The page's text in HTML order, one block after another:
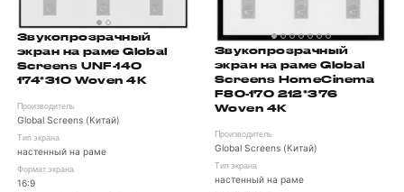
Звукопрозрачный
экран на раме Global
Screens UNF-140
174*310 Woven 4K
Производитель
Global Screens (Китай)
Тип экрана
настенный на раме
Формат экрана
16:9
Звукопрозрачный
экран на раме Global
Screens HomeCinema
F80-170 212*376
Woven 4K
Производитель
Global Screens (Китай)
Тип экрана
настенный на раме